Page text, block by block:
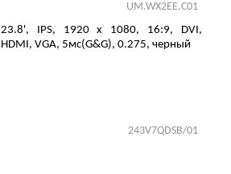
UM.WX2EE.C01
23.8', IPS, 1920 х 1080, 16:9, DVI,
HDMI, VGA, 5мс(G&G), 0.275, черный
243V7QDSB/01